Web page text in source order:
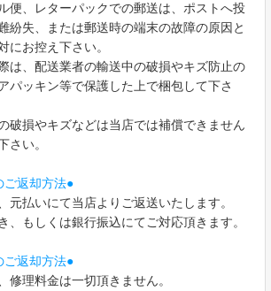
便、レターパックでの郵送は、ポストへ投
紛失、または郵送時の端末の故障の原因と
にお控え下さい。
は、配送業者の輸送中の破損やキズ防止の
パッキン等で保護した上で梱包して下さ
破損やキズなどは当店では補償できません
さい。
ご返却方法●
元払いにて当店よりご返送いたします。
、もしくは銀行振込にてご対応頂きます。
ご返却方法●
修理料金は一切頂きません。